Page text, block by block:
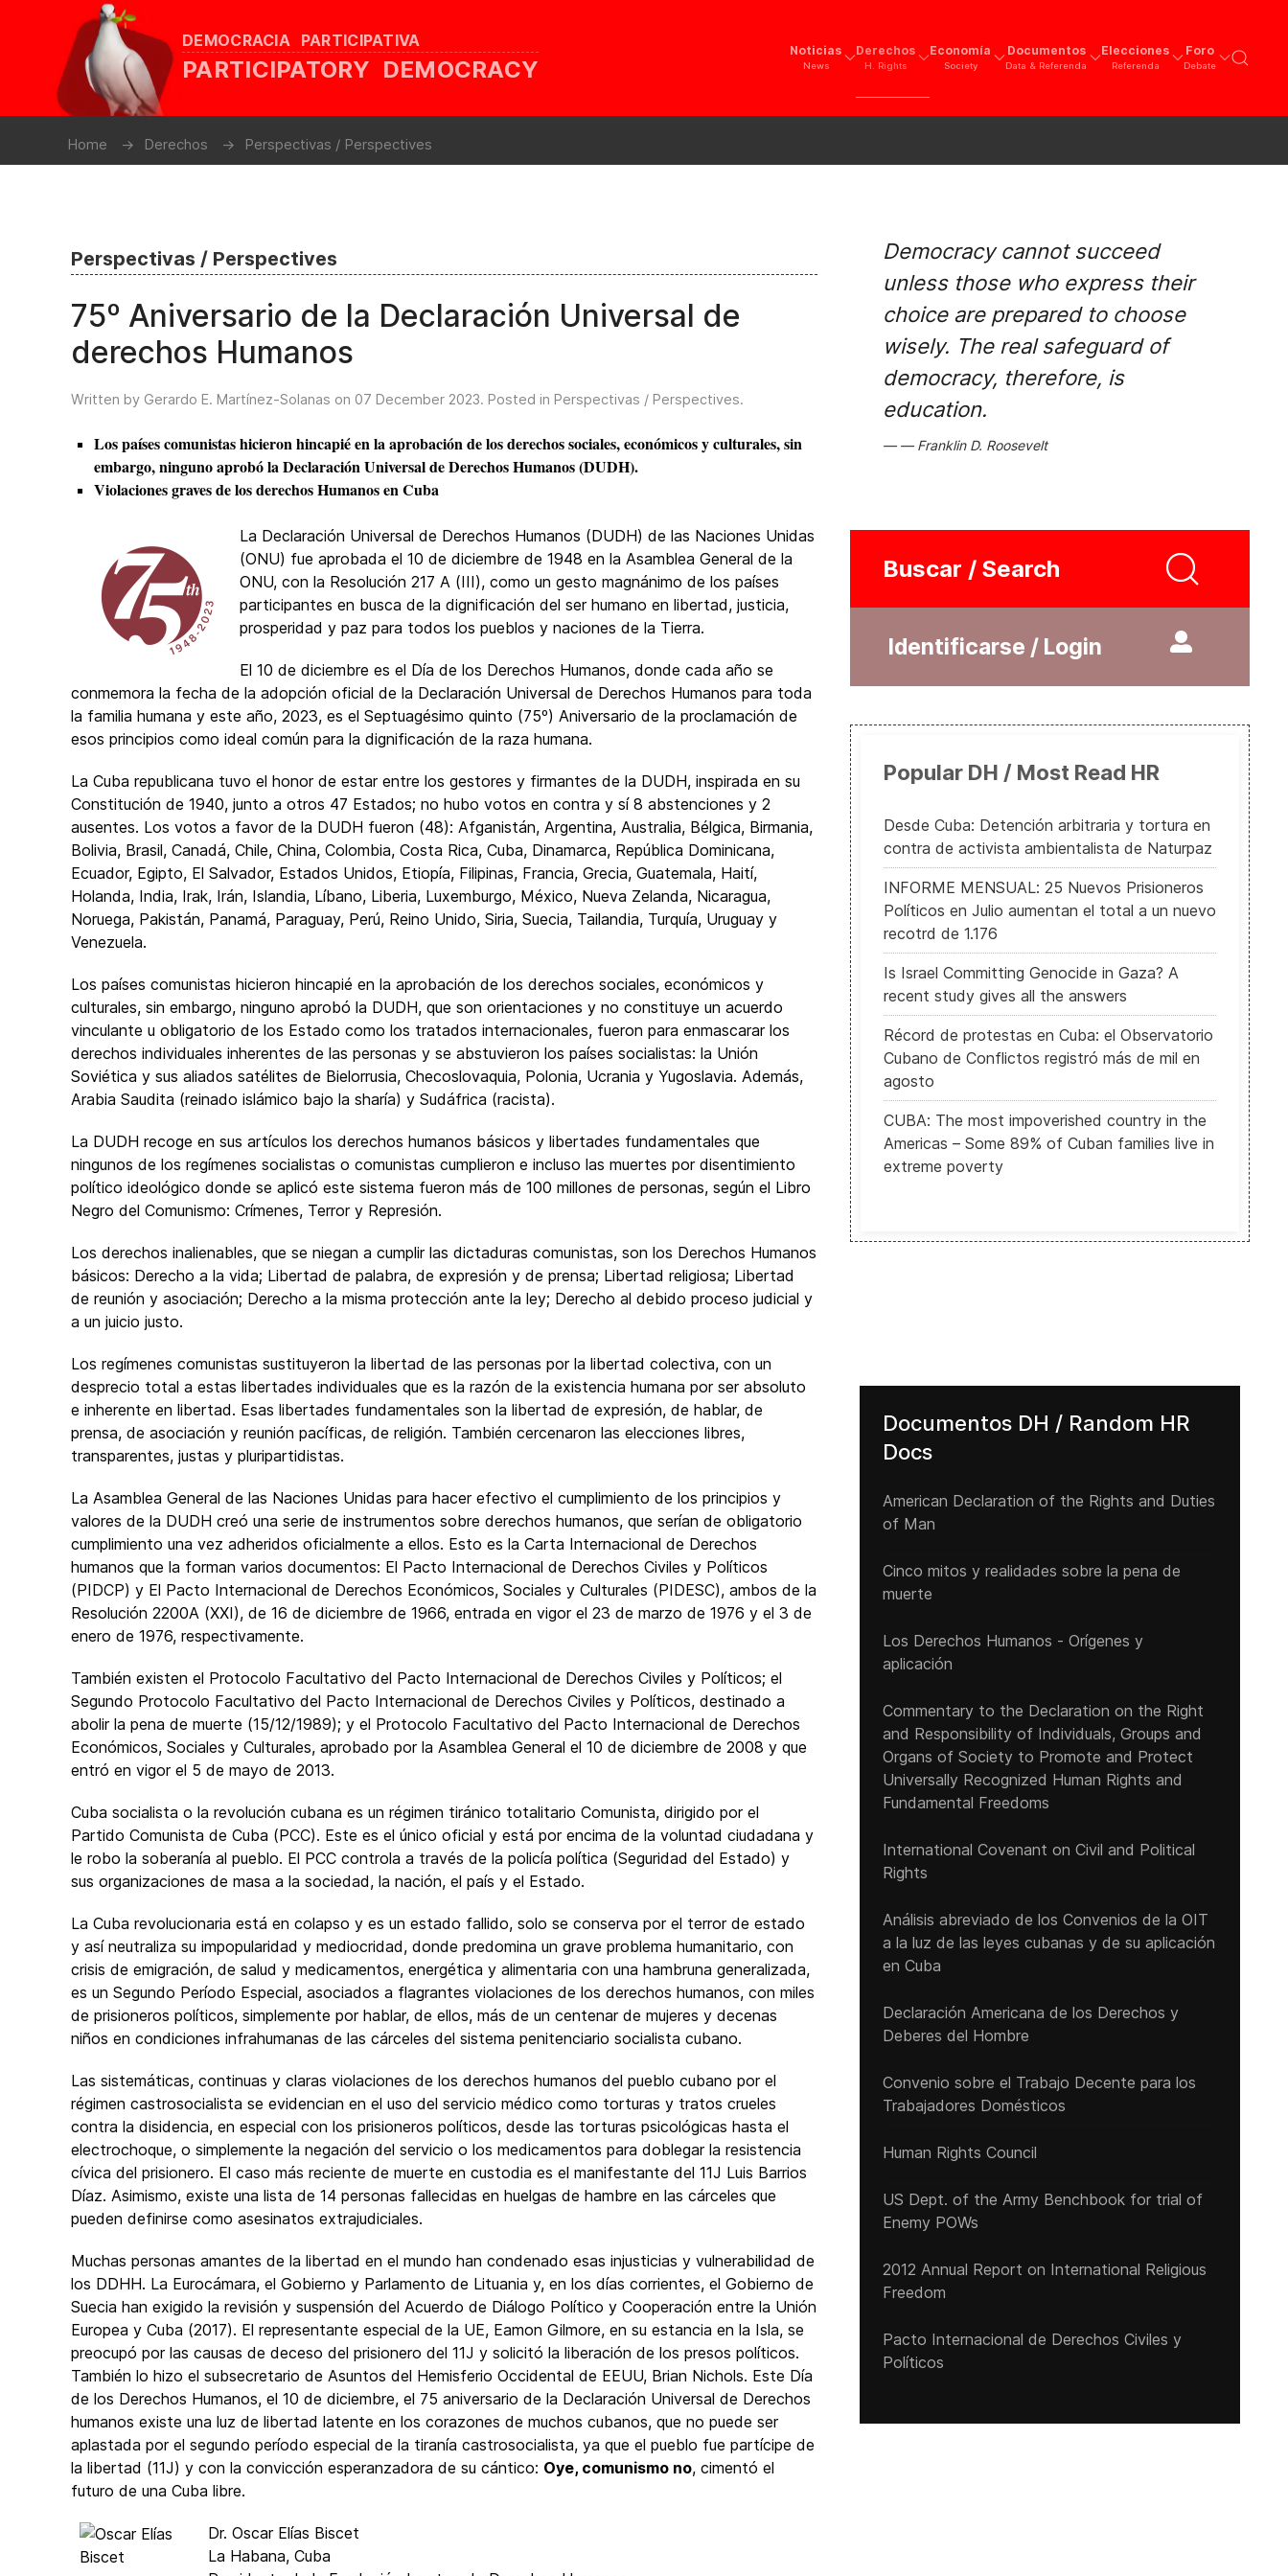
DEMOCRACIA PARTICIPATIVA
PARTICIPATORY DEMOCRACY
Noticias
News
Derechos
H. Rights
Economía
Society
Documentos
Data & Referenda
Elecciones
Referenda
Foro
Debate
Home Derechos Perspectivas / Perspectives
Perspectivas / Perspectives
75º Aniversario de la Declaración Universal de
derechos Humanos
Written by Gerardo E. Martínez-Solanas on 07 December 2023. Posted in Perspectivas / Perspectives.
Los países comunistas hicieron hincapié en la aprobación de los derechos sociales, económicos y culturales, sin
embargo, ninguno aprobó la Declaración Universal de Derechos Humanos (DUDH).
Violaciones graves de los derechos Humanos en Cuba
La Declaración Universal de Derechos Humanos (DUDH) de las Naciones Unidas
(ONU) fue aprobada el 10 de diciembre de 1948 en la Asamblea General de la
ONU, con la Resolución 217 A (III), como un gesto magnánimo de los países
participantes en busca de la dignificación del ser humano en libertad, justicia,
prosperidad y paz para todos los pueblos y naciones de la Tierra.
El 10 de diciembre es el Día de los Derechos Humanos, donde cada año se
conmemora la fecha de la adopción oficial de la Declaración Universal de Derechos Humanos para toda
la familia humana y este año, 2023, es el Septuagésimo quinto (75º) Aniversario de la proclamación de
esos principios como ideal común para la dignificación de la raza humana.
La Cuba republicana tuvo el honor de estar entre los gestores y firmantes de la DUDH, inspirada en su
Constitución de 1940, junto a otros 47 Estados; no hubo votos en contra y sí 8 abstenciones y 2
ausentes. Los votos a favor de la DUDH fueron (48): Afganistán, Argentina, Australia, Bélgica, Birmania,
Bolivia, Brasil, Canadá, Chile, China, Colombia, Costa Rica, Cuba, Dinamarca, República Dominicana,
Ecuador, Egipto, El Salvador, Estados Unidos, Etiopía, Filipinas, Francia, Grecia, Guatemala, Haití,
Holanda, India, Irak, Irán, Islandia, Líbano, Liberia, Luxemburgo, México, Nueva Zelanda, Nicaragua,
Noruega, Pakistán, Panamá, Paraguay, Perú, Reino Unido, Siria, Suecia, Tailandia, Turquía, Uruguay y
Venezuela.
Los países comunistas hicieron hincapié en la aprobación de los derechos sociales, económicos y
culturales, sin embargo, ninguno aprobó la DUDH, que son orientaciones y no constituye un acuerdo
vinculante u obligatorio de los Estado como los tratados internacionales, fueron para enmascarar los
derechos individuales inherentes de las personas y se abstuvieron los países socialistas: la Unión
Soviética y sus aliados satélites de Bielorrusia, Checoslovaquia, Polonia, Ucrania y Yugoslavia. Además,
Arabia Saudita (reinado islámico bajo la sharía) y Sudáfrica (racista).
La DUDH recoge en sus artículos los derechos humanos básicos y libertades fundamentales que
ningunos de los regímenes socialistas o comunistas cumplieron e incluso las muertes por disentimiento
político ideológico donde se aplicó este sistema fueron más de 100 millones de personas, según el Libro
Negro del Comunismo: Crímenes, Terror y Represión.
Los derechos inalienables, que se niegan a cumplir las dictaduras comunistas, son los Derechos Humanos
básicos: Derecho a la vida; Libertad de palabra, de expresión y de prensa; Libertad religiosa; Libertad
de reunión y asociación; Derecho a la misma protección ante la ley; Derecho al debido proceso judicial y
a un juicio justo.
Los regímenes comunistas sustituyeron la libertad de las personas por la libertad colectiva, con un
desprecio total a estas libertades individuales que es la razón de la existencia humana por ser absoluto
e inherente en libertad. Esas libertades fundamentales son la libertad de expresión, de hablar, de
prensa, de asociación y reunión pacíficas, de religión. También cercenaron las elecciones libres,
transparentes, justas y pluripartidistas.
La Asamblea General de las Naciones Unidas para hacer efectivo el cumplimiento de los principios y
valores de la DUDH creó una serie de instrumentos sobre derechos humanos, que serían de obligatorio
cumplimiento una vez adheridos oficialmente a ellos. Esto es la Carta Internacional de Derechos
humanos que la forman varios documentos: El Pacto Internacional de Derechos Civiles y Políticos
(PIDCP) y El Pacto Internacional de Derechos Económicos, Sociales y Culturales (PIDESC), ambos de la
Resolución 2200A (XXI), de 16 de diciembre de 1966, entrada en vigor el 23 de marzo de 1976 y el 3 de
enero de 1976, respectivamente.
También existen el Protocolo Facultativo del Pacto Internacional de Derechos Civiles y Políticos; el
Segundo Protocolo Facultativo del Pacto Internacional de Derechos Civiles y Políticos, destinado a
abolir la pena de muerte (15/12/1989); y el Protocolo Facultativo del Pacto Internacional de Derechos
Económicos, Sociales y Culturales, aprobado por la Asamblea General el 10 de diciembre de 2008 y que
entró en vigor el 5 de mayo de 2013.
Cuba socialista o la revolución cubana es un régimen tiránico totalitario Comunista, dirigido por el
Partido Comunista de Cuba (PCC). Este es el único oficial y está por encima de la voluntad ciudadana y
le robo la soberanía al pueblo. El PCC controla a través de la policía política (Seguridad del Estado) y
sus organizaciones de masa a la sociedad, la nación, el país y el Estado.
La Cuba revolucionaria está en colapso y es un estado fallido, solo se conserva por el terror de estado
y así neutraliza su impopularidad y mediocridad, donde predomina un grave problema humanitario, con
crisis de emigración, de salud y medicamentos, energética y alimentaria con una hambruna generalizada,
es un Segundo Período Especial, asociados a flagrantes violaciones de los derechos humanos, con miles
de prisioneros políticos, simplemente por hablar, de ellos, más de un centenar de mujeres y decenas
niños en condiciones infrahumanas de las cárceles del sistema penitenciario socialista cubano.
Las sistemáticas, continuas y claras violaciones de los derechos humanos del pueblo cubano por el
régimen castrosocialista se evidencian en el uso del servicio médico como torturas y tratos crueles
contra la disidencia, en especial con los prisioneros políticos, desde las torturas psicológicas hasta el
electrochoque, o simplemente la negación del servicio o los medicamentos para doblegar la resistencia
cívica del prisionero. El caso más reciente de muerte en custodia es el manifestante del 11J Luis Barrios
Díaz. Asimismo, existe una lista de 14 personas fallecidas en huelgas de hambre en las cárceles que
pueden definirse como asesinatos extrajudiciales.
Muchas personas amantes de la libertad en el mundo han condenado esas injusticias y vulnerabilidad de
los DDHH. La Eurocámara, el Gobierno y Parlamento de Lituania y, en los días corrientes, el Gobierno de
Suecia han exigido la revisión y suspensión del Acuerdo de Diálogo Político y Cooperación entre la Unión
Europea y Cuba (2017). El representante especial de la UE, Eamon Gilmore, en su estancia en la Isla, se
preocupó por las causas de deceso del prisionero del 11J y solicitó la liberación de los presos políticos.
También lo hizo el subsecretario de Asuntos del Hemisferio Occidental de EEUU, Brian Nichols. Este Día
de los Derechos Humanos, el 10 de diciembre, el 75 aniversario de la Declaración Universal de Derechos
humanos existe una luz de libertad latente en los corazones de muchos cubanos, que no puede ser
aplastada por el segundo período especial de la tiranía castrosocialista, ya que el pueblo fue partícipe de
la libertad (11J) y con la convicción esperanzadora de su cántico: Oye, comunismo no, cimentó el
futuro de una Cuba libre.
Dr. Oscar Elías Biscet
La Habana, Cuba
Democracy cannot succeed
unless those who express their
choice are prepared to choose
wisely. The real safeguard of
democracy, therefore, is
education.
Franklin D. Roosevelt
Buscar / Search
Identificarse / Login
Popular DH / Most Read HR
Desde Cuba: Detención arbitraria y tortura en
contra de activista ambientalista de Naturpaz
INFORME MENSUAL: 25 Nuevos Prisioneros
Políticos en Julio aumentan el total a un nuevo
recotrd de 1.176
Is Israel Committing Genocide in Gaza? A
recent study gives all the answers
Récord de protestas en Cuba: el Observatorio
Cubano de Conflictos registró más de mil en
agosto
CUBA: The most impoverished country in the
Americas – Some 89% of Cuban families live in
extreme poverty
Documentos DH / Random HR
Docs
American Declaration of the Rights and Duties
of Man
Cinco mitos y realidades sobre la pena de
muerte
Los Derechos Humanos - Orígenes y
aplicación
Commentary to the Declaration on the Right
and Responsibility of Individuals, Groups and
Organs of Society to Promote and Protect
Universally Recognized Human Rights and
Fundamental Freedoms
International Covenant on Civil and Political
Rights
Análisis abreviado de los Convenios de la OIT
a la luz de las leyes cubanas y de su aplicación
en Cuba
Declaración Americana de los Derechos y
Deberes del Hombre
Convenio sobre el Trabajo Decente para los
Trabajadores Domésticos
Human Rights Council
US Dept. of the Army Benchbook for trial of
Enemy POWs
2012 Annual Report on International Religious
Freedom
Pacto Internacional de Derechos Civiles y
Políticos